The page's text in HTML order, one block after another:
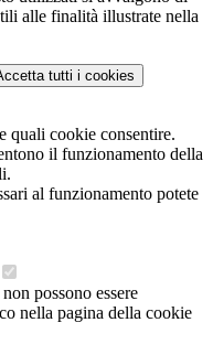
alle finalità illustrate nella
tutti i cookies
quali cookie consentire.
il funzionamento della
al funzionamento potete
possono essere
nella pagina della cookie